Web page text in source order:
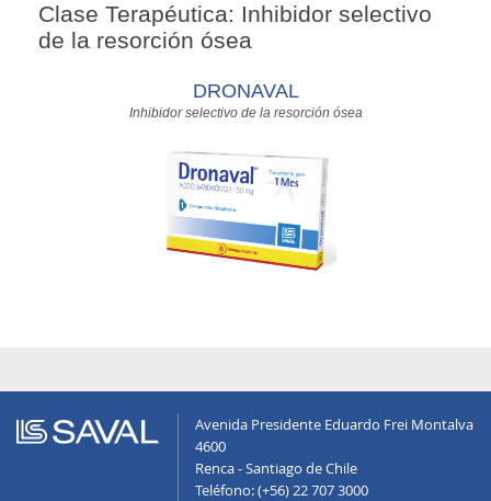
Clase Terapéutica: Inhibidor selectivo
de la resorción ósea
DRONAVAL
Inhibidor selectivo de la resorción ósea
Avenida Presidente Eduardo Frei Montalva
4600
Renca - Santiago de Chile
Teléfono: (+56) 22 707 3000